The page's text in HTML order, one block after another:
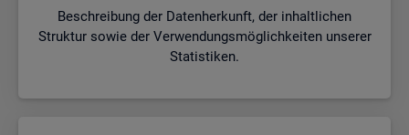
Beschreibung der Datenherkunft, der inhaltlichen
Struktur sowie der Verwendungsmöglichkeiten unserer
Statistiken.